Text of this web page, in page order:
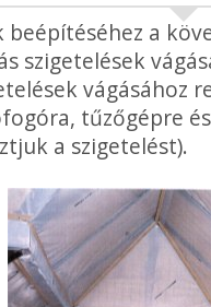
beépítéséhez a
szi­getelések
vágásához
tűzőgépre
a szi­getelést).